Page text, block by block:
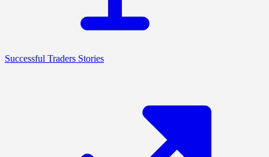
Successful Traders Stories